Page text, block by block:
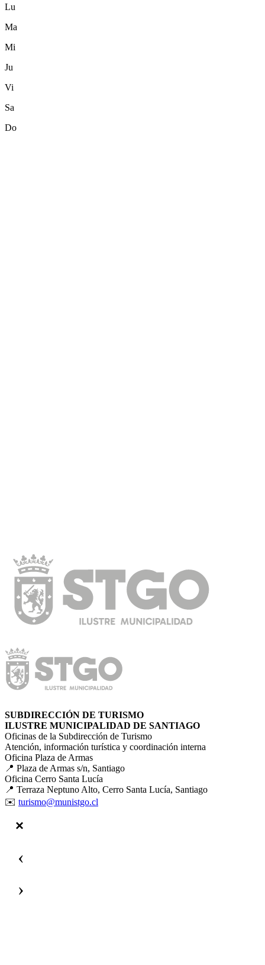
Lu
Ma
Mi
Ju
Vi
Sa
Do
SUBDIRECCIÓN DE TURISMO
ILUSTRE MUNICIPALIDAD DE SANTIAGO
Oficinas de la Subdirección de Turismo
Atención, información turística y coordinación interna
Oficina Plaza de Armas
📍 Plaza de Armas s/n, Santiago
Oficina Cerro Santa Lucía
📍 Terraza Neptuno Alto, Cerro Santa Lucía, Santiago
✉️ turismo@munistgo.cl
‹
›